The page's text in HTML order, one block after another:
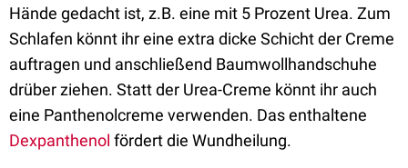
Hände gedacht ist, z.B. eine mit 5 Prozent Urea. Zum
Schlafen könnt ihr eine extra dicke Schicht der Creme
auftragen und anschließend Baumwollhandschuhe
drüber ziehen. Statt der Urea-Creme könnt ihr auch
eine Panthenolcreme verwenden. Das enthaltene
Dexpanthenol fördert die Wundheilung.